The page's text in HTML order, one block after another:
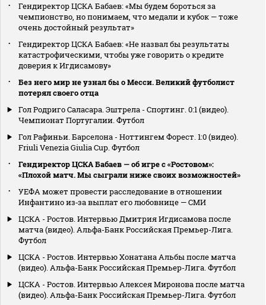
Гендиректор ЦСКА Бабаев: «Мы будем бороться за
чемпионство, но понимаем, что медали и кубок — тоже
очень достойный результат»
Гендиректор ЦСКА Бабаев: «Не назвал бы результаты
катастрофическими, чтобы уже говорить о кредите
доверия к Игдисамову»
Без него мир не узнал бы о Месси. Великий футболист
потерял своего отца
Гол Родриго Саласара. Эштрела - Спортинг. 0:1 (видео).
Чемпионат Португалии. Футбол
Гол Рафиньи. Барселона - Ноттингем Форест. 1:0 (видео).
Friuli Venezia Giulia Cup. Футбол
Гендиректор ЦСКА Бабаев — об игре с «Ростовом»:
«Плохой матч. Мы сыграли ниже своих возможностей»
УЕФА может провести расследование в отношении
Инфантино из‑за выплат его любовнице — СМИ
ЦСКА - Ростов. Интервью Дмитрия Игдисамова после
матча (видео). Альфа-Банк Российская Премьер-Лига.
Футбол
ЦСКА - Ростов. Интервью Хонатана Альбы после матча
(видео). Альфа-Банк Российская Премьер-Лига. Футбол
ЦСКА - Ростов. Интервью Алексея Миронова после матча
(видео). Альфа-Банк Российская Премьер-Лига. Футбол